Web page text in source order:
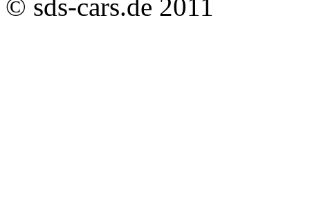
© sds-cars.de 2011